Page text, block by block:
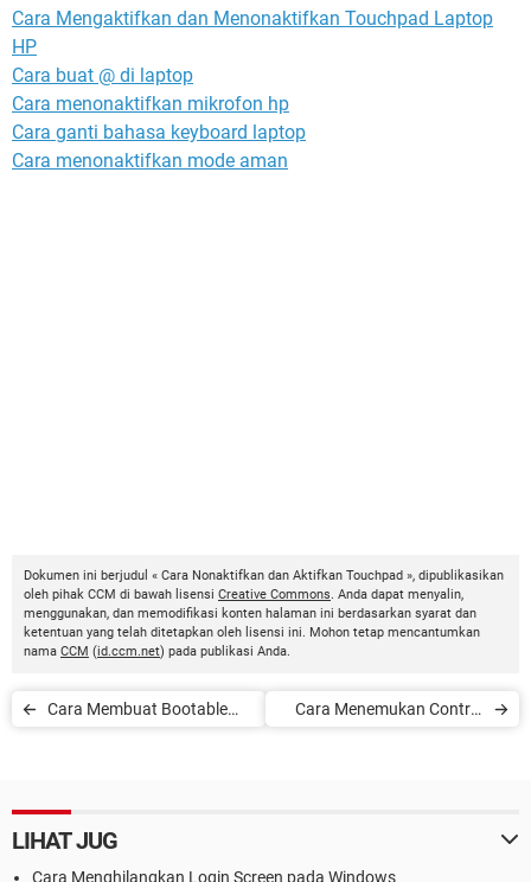
Cara Mengaktifkan dan Menonaktifkan Touchpad Laptop
HP
Cara buat @ di laptop
Cara menonaktifkan mikrofon hp
Cara ganti bahasa keyboard laptop
Cara menonaktifkan mode aman
Dokumen ini berjudul « Cara Nonaktifkan dan Aktifkan Touchpad », dipublikasikan
oleh pihak CCM di bawah lisensi Creative Commons . Anda dapat menyalin,
menggunakan, dan memodifikasi konten halaman ini berdasarkan syarat dan
ketentuan yang telah ditetapkan oleh lisensi ini. Mohon tetap mencantumkan
nama CCM (id.ccm.net) pada publikasi Anda.
Cara Membuat Bootable
Cara Menemukan Control
LIHAT JUG
Cara Menghilangkan Login Screen pada Windows